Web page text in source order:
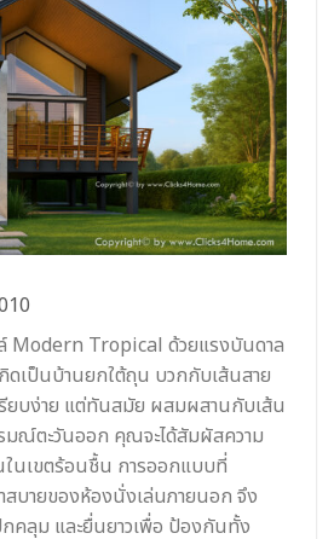
Modern Tropical ด้วยแรงบันดาล
ดเป็นบ้านยกใต้ถุน บวกกับเส้นสาย
ยบง่าย แต่ทันสมัย ผสมผสานกับเส้น
มณ์ตะวันออก คุณจะได้สัมผัสความ
นเขตร้อนชื้น การออกแบบที่
สบายของห้องนั่งเล่นภายนอก จึง
คลุม และยื่นยาวเพื่อ ป้องกันทั้ง